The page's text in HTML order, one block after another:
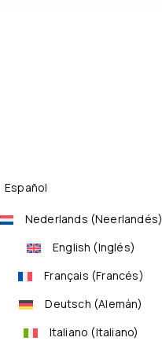
Español
Nederlands (Neerlandés)
English (Inglés)
Français (Francés)
Deutsch (Alemán)
Italiano (Italiano)